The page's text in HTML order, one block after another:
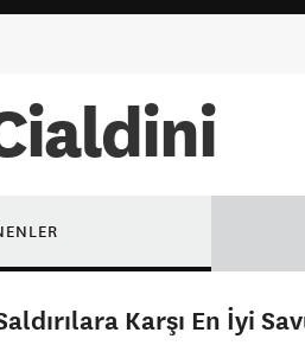
Karşı En İyi